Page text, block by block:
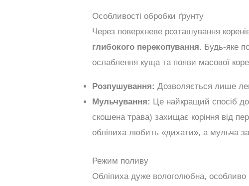
Особливості обробки ґрунту
Через поверхневе розташування
глибокого перекопування. Будь-яке
ослаблення куща та появи масової
Розпушування: Дозволяється лише
Мульчування: Це найкращий спосіб
скошена трава) захищає коріння від
обліпиха любить «дихати», а мульча
Режим поливу
Обліпиха дуже вологолюбна, особливо